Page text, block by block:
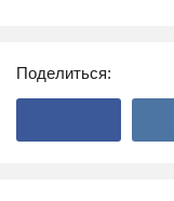
Поделиться: